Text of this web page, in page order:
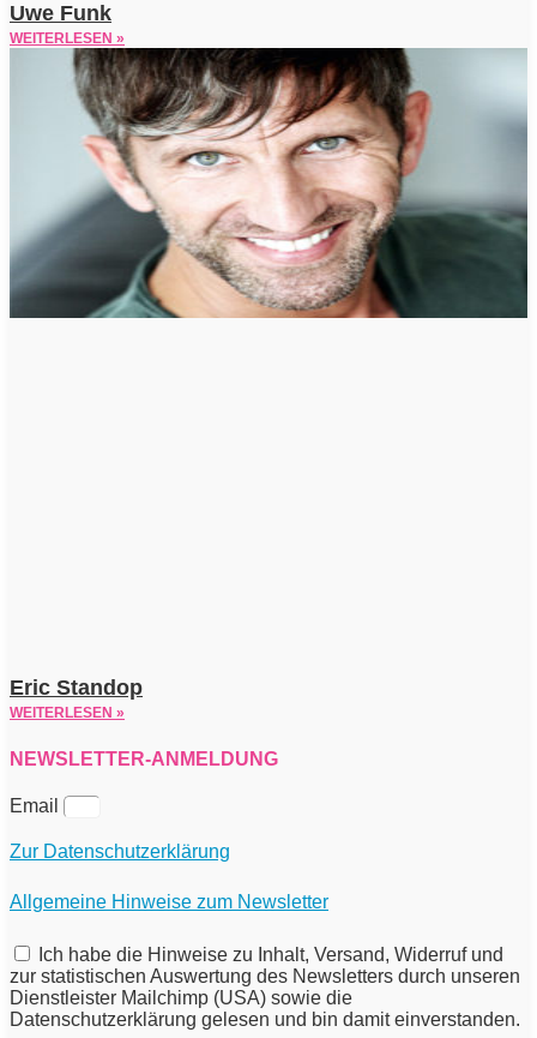
Uwe Funk
WEITERLESEN »
Eric Standop
WEITERLESEN »
NEWSLETTER-ANMELDUNG
Email
Zur Datenschutzerklärung
Allgemeine Hinweise zum Newsletter
Ich habe die Hinweise zu Inhalt, Versand, Widerruf und
zur statistischen Auswertung des Newsletters durch unseren
Dienstleister Mailchimp (USA) sowie die
Datenschutzerklärung gelesen und bin damit einverstanden.